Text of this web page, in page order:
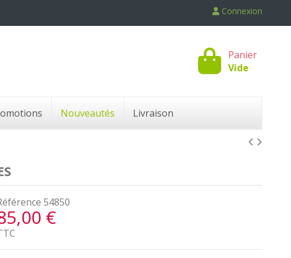
Connexion
Panier
Vide
Nouveautés Livraison
54850
€